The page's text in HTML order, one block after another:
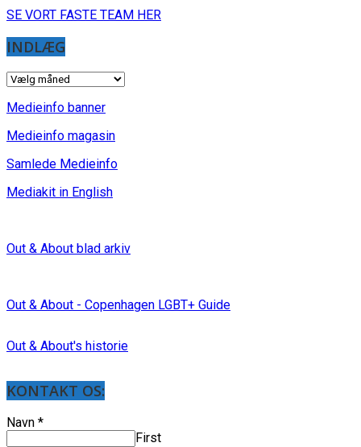
SE VORT FASTE TEAM HER
INDLÆG
INDLÆG
Medieinfo banner
Medieinfo magasin
Samlede Medieinfo
Mediakit in English
Out & About blad arkiv
Out & About - Copenhagen LGBT+ Guide
Out & About's historie
KONTAKT OS:
Navn *
First